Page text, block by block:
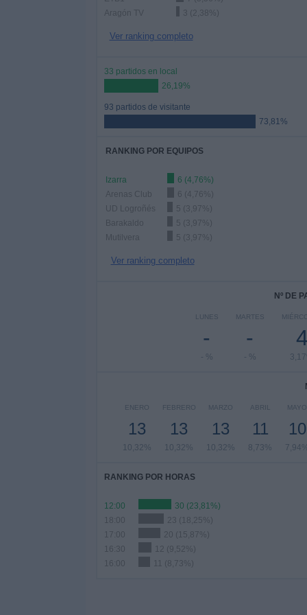
Aragón TV
3 (2,38%)
Ver ranking completo
33 partidos en local
26,19%
93 partidos de visitante
73,81%
RANKING POR EQUIPOS
Izarra
6 (4,76%)
Arenas Club
6 (4,76%)
UD Logroñés
5 (3,97%)
Barakaldo
5 (3,97%)
Mutilvera
5 (3,97%)
Ver ranking completo
Nº DE
LUNES
-
- %
MARTES
-
- %
4
ENERO
13
10,32%
FEBRERO
13
10,32%
MARZO
13
10,32%
ABRIL
11
8,73%
MAYO
10
7,94%
RANKING POR HORAS
12:00
30 (23,81%)
18:00
23 (18,25%)
17:00
20 (15,87%)
16:30
12 (9,52%)
16:00
11 (8,73%)